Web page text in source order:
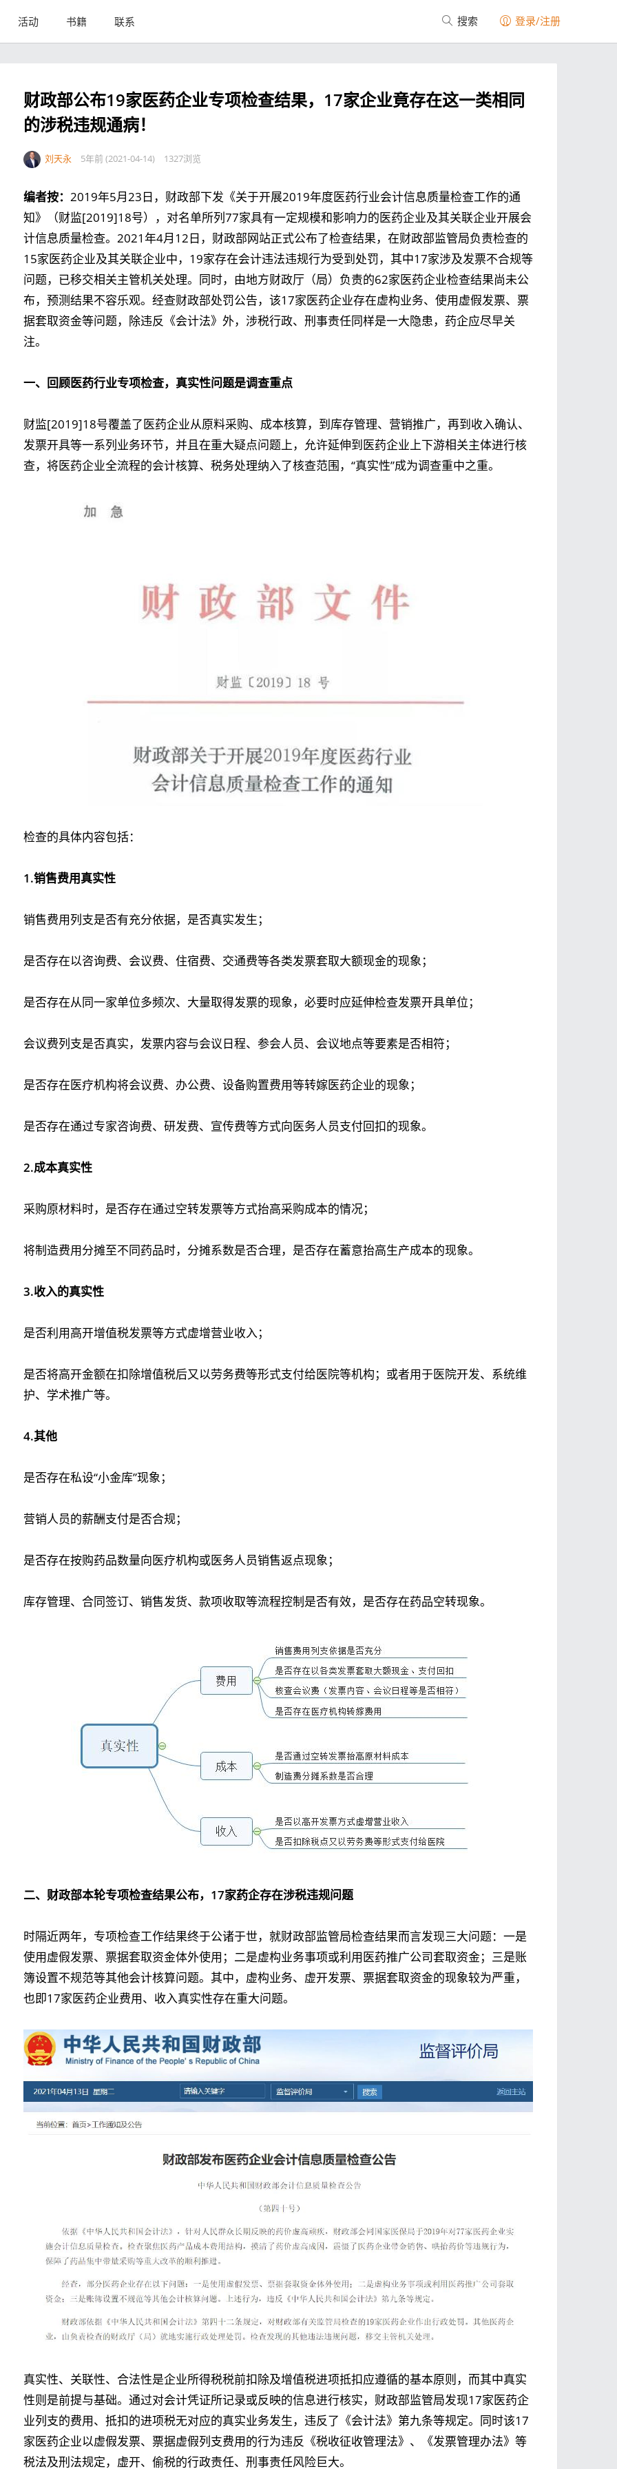
活动 书籍 联系 搜索 登录/注册
财政部公布19家医药企业专项检查结果，17家企业竟存在这一类相同
的涉税违规通病！
刘天永 5年前 (2021-04-14) 1327浏览
编者按： 2019年5月23日，财政部下发《关于开展2019年度医药行业会计信息质量检查工作的通
知》（财监[2019]18号），对名单所列77家具有一定规模和影响力的医药企业及其关联企业开展会
计信息质量检查。2021年4月12日，财政部网站正式公布了检查结果，在财政部监管局负责检查的
15家医药企业及其关联企业中，19家存在会计违法违规行为受到处罚，其中17家涉及发票不合规等
问题，已移交相关主管机关处理。同时，由地方财政厅（局）负责的62家医药企业检查结果尚未公
布，预测结果不容乐观。经查财政部处罚公告，该17家医药企业存在虚构业务、使用虚假发票、票
据套取资金等问题，除违反《会计法》外，涉税行政、刑事责任同样是一大隐患，药企应尽早关
注。
一、回顾医药行业专项检查，真实性问题是调查重点
财监[2019]18号覆盖了医药企业从原料采购、成本核算，到库存管理、营销推广，再到收入确认、
发票开具等一系列业务环节，并且在重大疑点问题上，允许延伸到医药企业上下游相关主体进行核
查，将医药企业全流程的会计核算、税务处理纳入了核查范围，“真实性”成为调查重中之重。
检查的具体内容包括：
1.销售费用真实性
销售费用列支是否有充分依据，是否真实发生；
是否存在以咨询费、会议费、住宿费、交通费等各类发票套取大额现金的现象；
是否存在从同一家单位多频次、大量取得发票的现象，必要时应延伸检查发票开具单位；
会议费列支是否真实，发票内容与会议日程、参会人员、会议地点等要素是否相符；
是否存在医疗机构将会议费、办公费、设备购置费用等转嫁医药企业的现象；
是否存在通过专家咨询费、研发费、宣传费等方式向医务人员支付回扣的现象。
2.成本真实性
采购原材料时，是否存在通过空转发票等方式抬高采购成本的情况；
将制造费用分摊至不同药品时，分摊系数是否合理，是否存在蓄意抬高生产成本的现象。
3.收入的真实性
是否利用高开增值税发票等方式虚增营业收入；
是否将高开金额在扣除增值税后又以劳务费等形式支付给医院等机构；或者用于医院开发、系统维
护、学术推广等。
4.其他
是否存在私设“小金库”现象；
营销人员的薪酬支付是否合规；
是否存在按购药品数量向医疗机构或医务人员销售返点现象；
库存管理、合同签订、销售发货、款项收取等流程控制是否有效，是否存在药品空转现象。
二、财政部本轮专项检查结果公布，17家药企存在涉税违规问题
时隔近两年，专项检查工作结果终于公诸于世，就财政部监管局检查结果而言发现三大问题：一是
使用虚假发票、票据套取资金体外使用；二是虚构业务事项或利用医药推广公司套取资金；三是账
簿设置不规范等其他会计核算问题。其中，虚构业务、虚开发票、票据套取资金的现象较为严重，
也即17家医药企业费用、收入真实性存在重大问题。
真实性、关联性、合法性是企业所得税税前扣除及增值税进项抵扣应遵循的基本原则，而其中真实
性则是前提与基础。通过对会计凭证所记录或反映的信息进行核实，财政部监管局发现17家医药企
业列支的费用、抵扣的进项税无对应的真实业务发生，违反了《会计法》第九条等规定。同时该17
家医药企业以虚假发票、票据虚假列支费用的行为违反《税收征收管理法》、《发票管理办法》等
税法及刑法规定，虚开、偷税的行政责任、刑事责任风险巨大。